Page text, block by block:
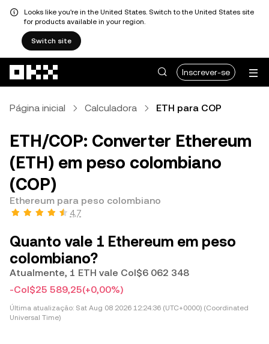
Looks like you're in the United States. Switch to the United States site
for products available in your region.
Switch site
Inscrever-se
Página inicial Calculadora ETH para COP
ETH/COP: Converter Ethereum
(ETH) em peso colombiano
(COP)
Ethereum para peso colombiano
4,7
Quanto vale 1 Ethereum em peso
colombiano?
Atualmente, 1 ETH vale Col$6 062 348
-Col$25 589,25(+0,00%)
Última atualização: Sat Aug 08 2026 12:24:36 (UTC+0000) (Coordinated
Universal Time)